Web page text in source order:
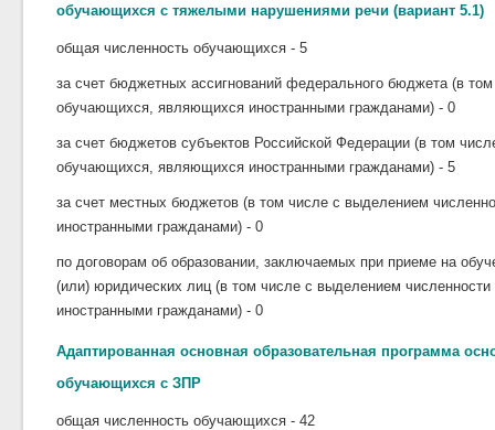
обучающихся с тяжелыми нарушениями речи (вариант 5.1)
общая численность обучающихся - 5
за счет бюджетных ассигнований федерального бюджета (в
обучающихся, являющихся иностранными гражданами) - 0
за счет бюджетов субъектов Российской Федерации (в том
обучающихся, являющихся иностранными гражданами) - 5
за счет местных бюджетов (в том числе с выделением
иностранными гражданами) - 0
по договорам об образовании, заключаемых при приеме на
(или) юридических лиц (в том числе с выделением
иностранными гражданами) - 0
Адаптированная основная образовательная программа
обучающихся с ЗПР
общая численность обучающихся - 42